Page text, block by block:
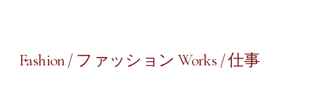
Fashion / ファッション Works / 仕事